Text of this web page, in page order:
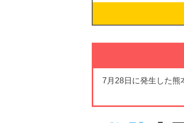
7月28日に発生した熊